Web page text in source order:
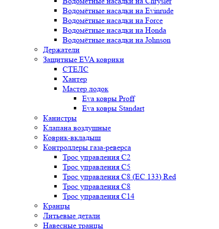
Водомётные насадки на Evinrude
Водомётные насадки на Force
Водомётные насадки на Honda
Водомётные насадки на Johnson
Держатели
Защитные EVA коврики
СТЕЛС
Хантер
Мастер лодок
Eva ковры Proff
Eva ковры Standart
Канистры
Клапана воздушные
Коврик-вкладыш
Контроллеры газа-реверса
Трос управления C2
Трос управления C5
Трос управления C8 (ЕС 133) Red
Трос управления C8
Трос управления C14
Кранцы
Литьевые детали
Навесные транцы